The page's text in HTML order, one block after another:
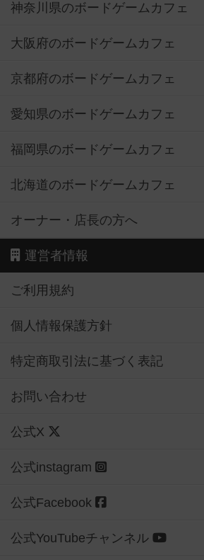
神奈川県のボードゲームカフェ
大阪府のボードゲームカフェ
京都府のボードゲームカフェ
愛知県のボードゲームカフェ
福岡県のボードゲームカフェ
北海道のボードゲームカフェ
オーナー・店長の方へ
運営者情報
ご利用規約
個人情報保護方針
特定商取引法に基づく表記
お問い合わせ
公式X
公式instagram
公式Facebook
公式YouTubeチャンネル